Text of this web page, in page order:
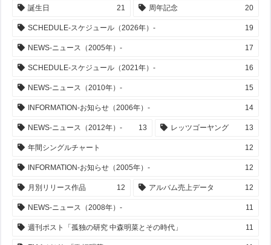
誕生日 21 周年記念 20
SCHEDULE-スケジュール（2026年）- 19
NEWS-ニュース（2005年）- 17
SCHEDULE-スケジュール（2021年）- 16
NEWS-ニュース（2010年）- 15
INFORMATION-お知らせ（2006年）- 14
NEWS-ニュース（2012年）- 13 レッツゴーヤング 13
年間シングルチャート 12
INFORMATION-お知らせ（2005年）- 12
月別リリース作品 12 アルバム売上データ 12
NEWS-ニュース（2008年）- 11
週刊ポスト「孤独の研究 中森明菜とその時代」 11